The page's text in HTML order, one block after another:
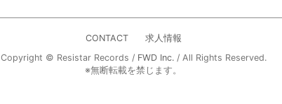
CONTACT
求人情報
Copyright © Resistar Records / FWD Inc./ All Rights Reserved.
※無断転載を禁じます。